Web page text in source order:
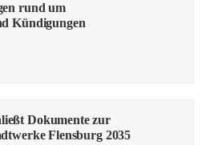
rund um
Kündigungen
Dokumente zur
Flensburg 2035